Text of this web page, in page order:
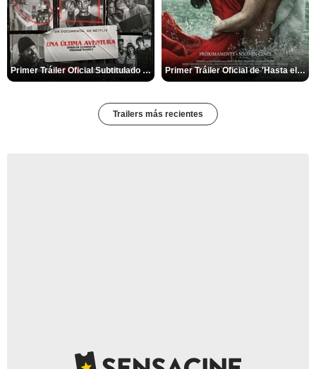
Primer Tráiler Oficial Subtitulado de 'Una última aventura: Detrás de cámaras de Stranger Things 5' Primer Tráiler Oficial de 'Hasta el fin del mundo'
Trailers más recientes